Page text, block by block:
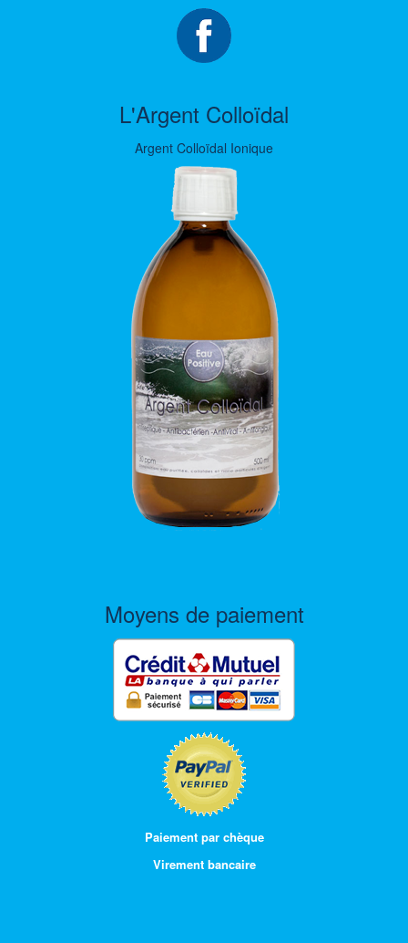
L'Argent Colloïdal
Argent Colloïdal Ionique
Moyens de paiement
Paiement par chèque
Virement bancaire